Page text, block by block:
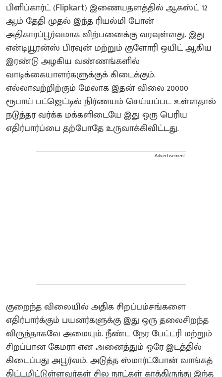
​பிளிப்கார்ட் (Flipkart) இணையதளத்தில் ஆகஸ்ட் 12
ஆம் தேதி முதல் இந்த ரியல்மி போன்
அதிகாரப்பூர்வமாக விற்பனைக்கு வரவுள்ளது. இது
என்டியூரன்ஸ் பிரவுன் மற்றும் குளோரி ஒயிட் ஆகிய
இரண்டு அழகிய வண்ணங்களில்
வாடிக்கையாளர்களுக்குக் கிடைக்கும்.
எல்லாவற்றிற்கும் மேலாக இதன் விலை 20000
ரூபாய் பட்ஜெட்டில் நிர்ணயம் செய்யப்பட உள்ளதால்
நடுத்தர வர்க்க மக்களிடையே இது ஒரு பெரிய
எதிர்பார்ப்பை தற்போதே உருவாக்கிவிட்டது.
Advertisement
குறைந்த விலையில் அதிக சிறப்பம்சங்களை
எதிர்பார்க்கும் பயனர்களுக்கு இது ஒரு தலைசிறந்த
விருந்தாகவே அமையும். நீண்ட நேர பேட்டரி மற்றும்
சிறப்பான கேமரா என அனைத்தும் ஒரே இடத்தில்
கிடைப்பது அபூர்வம். அடுத்த ஸ்மார்ட்போன் வாங்கத்